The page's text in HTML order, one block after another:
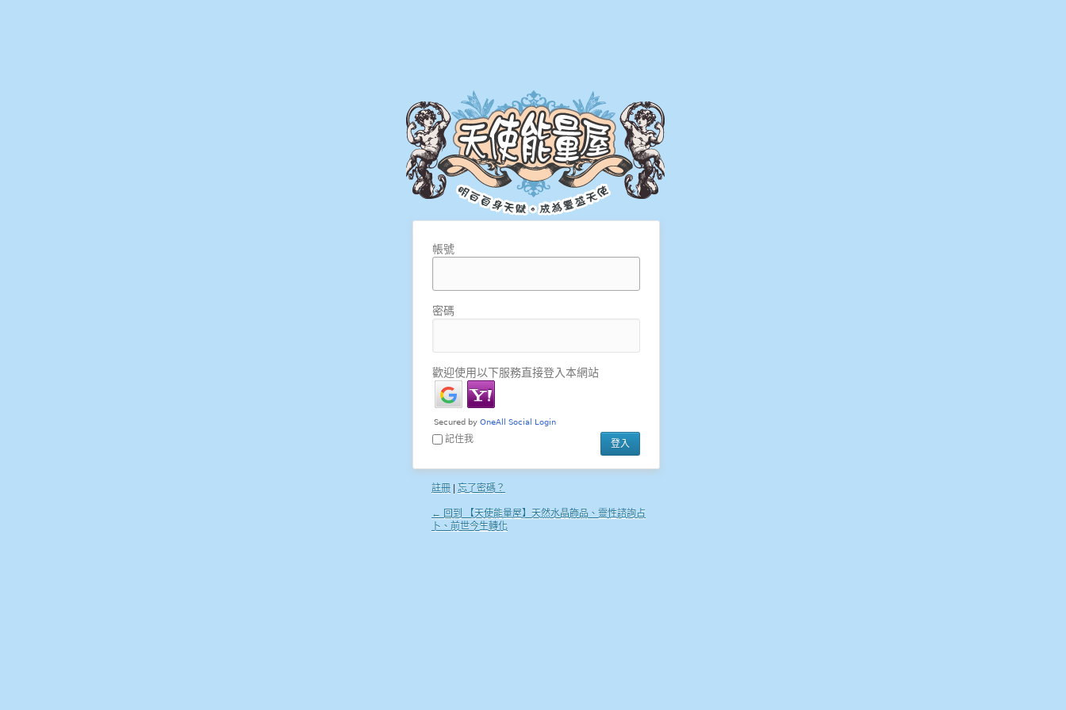
帳號
密碼
歡迎使用以下服務直接登入本網站
記住我
註冊 忘了密碼？
← 回到 【天使能量屋】天然水晶飾品、靈性諮詢占
卜、前世今生轉化